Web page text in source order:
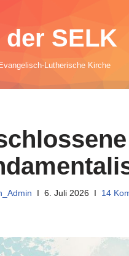
SELK
Lutherische Kirche
6. Juli 2026 14